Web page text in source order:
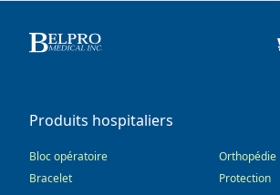
Produits hospitaliers
Bloc opératoire
Bracelet
Orthopédie
Protection